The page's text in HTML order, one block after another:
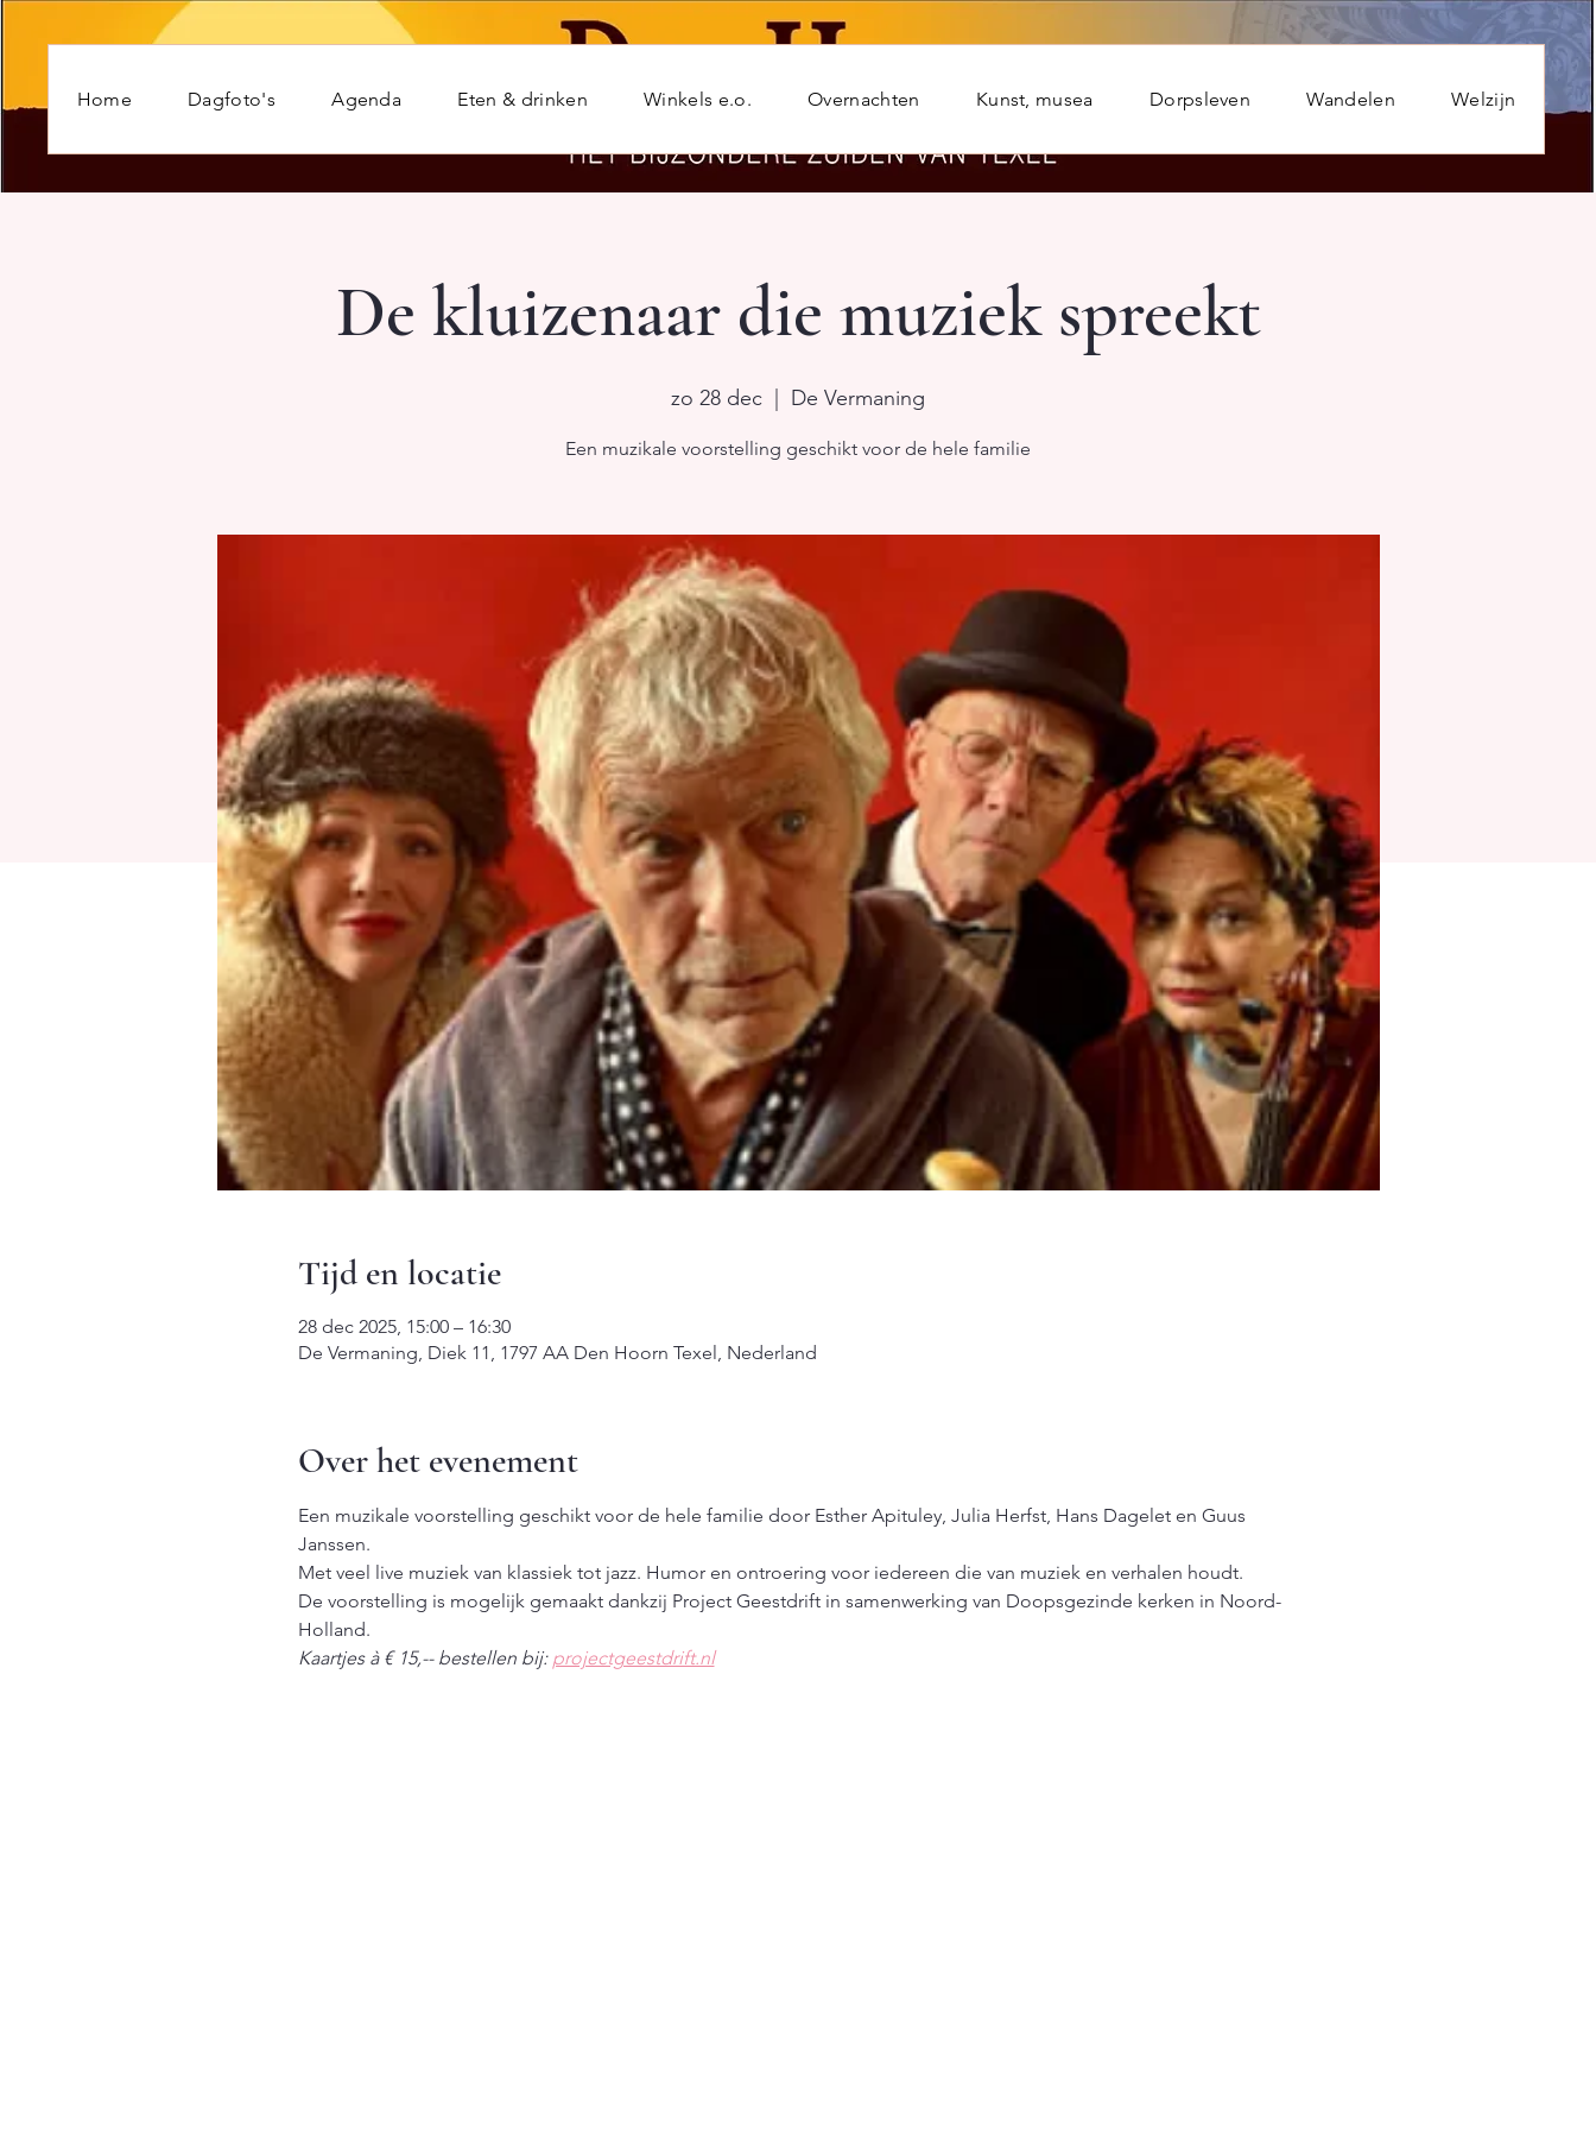
Home Dagfoto's Agenda Eten & drinken Winkels e.o. Overnachten Kunst, musea Dorpsleven Wandelen Welzijn
De kluizenaar die muziek spreekt
zo 28 dec De Vermaning
Een muzikale voorstelling geschikt voor de hele familie
Tijd en locatie
28 dec 2025, 15:00 – 16:30
De Vermaning, Diek 11, 1797 AA Den Hoorn Texel, Nederland
Over het evenement
Een muzikale voorstelling geschikt voor de hele familie door Esther Apituley, Julia Herfst, Hans Dagelet en Guus
Janssen.
Met veel live muziek van klassiek tot jazz. Humor en ontroering voor iedereen die van muziek en verhalen houdt.
De voorstelling is mogelijk gemaakt dankzij Project Geestdrift in samenwerking van Doopsgezinde kerken in Noord-
Holland.
Kaartjes à € 15,-- bestellen bij: projectgeestdrift.nl